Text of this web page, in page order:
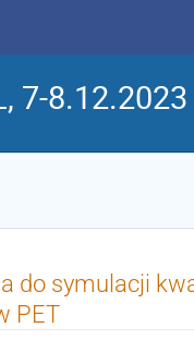
7-8.12.2023
do symulacji
PET